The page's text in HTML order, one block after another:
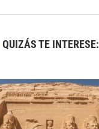
QUIZÁS TE INTERESE: